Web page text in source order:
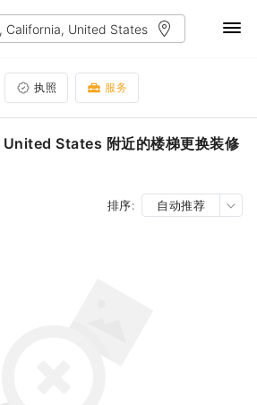
执照 服务
States 附近的楼梯更换装修
排序: 自动推荐